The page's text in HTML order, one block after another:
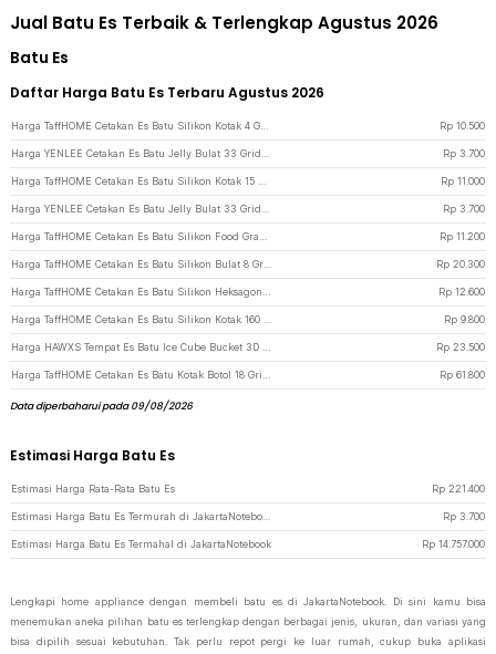
Jual Batu Es Terbaik & Terlengkap Agustus 2026
Batu Es
Daftar Harga Batu Es Terbaru Agustus 2026
Rp 10.500
Rp 3.700
Rp 11.000
Rp 3.700
Rp 11.200
Rp 20.300
Rp 12.600
Rp 9.800
Rp 23.500
Rp 61.800
Data diperbaharui pada 09/08/2026
Estimasi Harga Batu Es
Estimasi Harga Rata-Rata Batu Es Rp 221.400
Rp 3.700
Estimasi Harga Batu Es Termahal di JakartaNotebook Rp 14.757.000
Lengkapi home appliance dengan membeli batu es di JakartaNotebook. Di sini kamu bisa
menemukan aneka pilihan batu es terlengkap dengan berbagai jenis, ukuran, dan variasi yang
bisa dipilih sesuai kebutuhan. Tak perlu repot pergi ke luar rumah, cukup buka aplikasi